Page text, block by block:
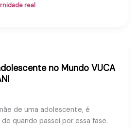
real
no Mundo VUCA
de uma adolescente, é
quando passei por essa fase.